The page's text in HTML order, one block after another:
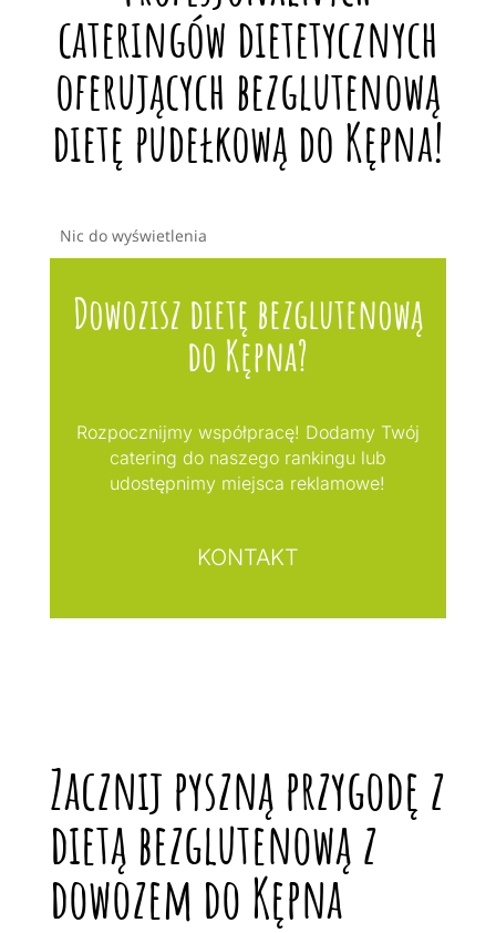
cateringów dietetycznych
oferujących bezglutenową
dietę pudełkową do Kępna!
Nic do wyświetlenia
Dowozisz dietę bezglutenową
do Kępna?
Rozpocznijmy współpracę! Dodamy Twój
catering do naszego rankingu lub
udostępnimy miejsca reklamowe!
KONTAKT
Zacznij pyszną przygodę z
dietą bezglutenową z
dowozem do Kępna